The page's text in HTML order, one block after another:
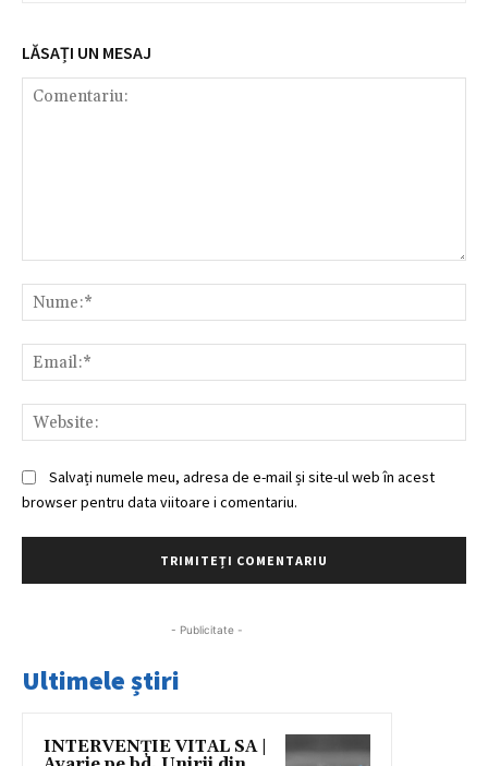
LĂSAȚI UN MESAJ
Salvați numele meu, adresa de e-mail și site-ul web în acest
browser pentru data viitoare i comentariu.
- Publicitate -
Ultimele știri
INTERVENȚIE VITAL SA |